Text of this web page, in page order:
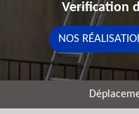
Verification
NOS